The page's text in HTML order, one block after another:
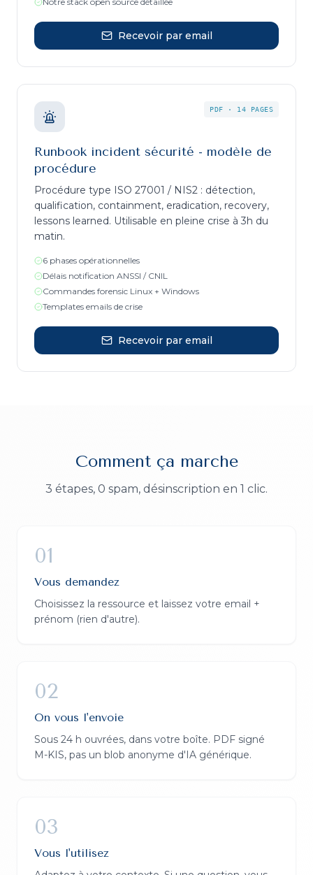
Recevoir par email
PDF · 14 PAGES
Runbook incident sécurité - modèle de
procédure
Procédure type ISO 27001 / NIS2 : détection,
qualification, containment, eradication, recovery,
lessons learned. Utilisable en pleine crise à 3h du
matin.
6 phases opérationnelles
Délais notification ANSSI / CNIL
Commandes forensic Linux + Windows
Templates emails de crise
Recevoir par email
Comment ça marche
3 étapes, 0 spam, désinscription en 1 clic.
01
Vous demandez
Choisissez la ressource et laissez votre email +
prénom (rien d'autre).
02
On vous l'envoie
Sous 24 h ouvrées, dans votre boîte. PDF signé
M-KIS, pas un blob anonyme d'IA générique.
03
Vous l'utilisez